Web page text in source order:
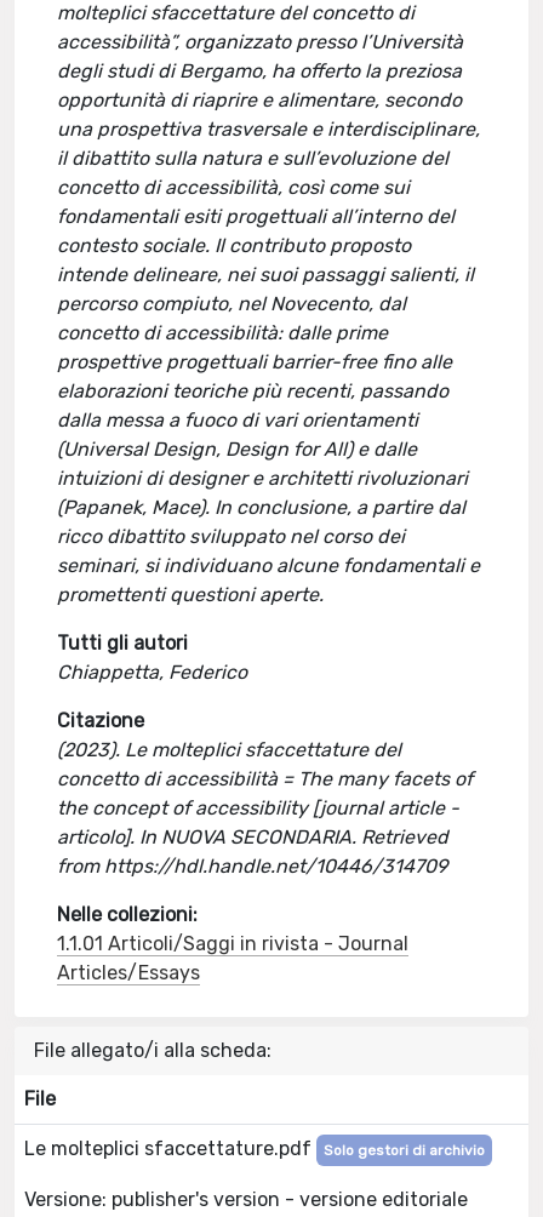
molteplici sfaccettature del concetto di
accessibilità”, organizzato presso l’Università
degli studi di Bergamo, ha offerto la preziosa
opportunità di riaprire e alimentare, secondo
una prospettiva trasversale e interdisciplinare,
il dibattito sulla natura e sull’evoluzione del
concetto di accessibilità, così come sui
fondamentali esiti progettuali all’interno del
contesto sociale. Il contributo proposto
intende delineare, nei suoi passaggi salienti, il
percorso compiuto, nel Novecento, dal
concetto di accessibilità: dalle prime
prospettive progettuali barrier-free fino alle
elaborazioni teoriche più recenti, passando
dalla messa a fuoco di vari orientamenti
(Universal Design, Design for All) e dalle
intuizioni di designer e architetti rivoluzionari
(Papanek, Mace). In conclusione, a partire dal
ricco dibattito sviluppato nel corso dei
seminari, si individuano alcune fondamentali e
promettenti questioni aperte.
Tutti gli autori
Chiappetta, Federico
Citazione
(2023). Le molteplici sfaccettature del
concetto di accessibilità = The many facets of
the concept of accessibility [journal article -
articolo]. In NUOVA SECONDARIA. Retrieved
from https://hdl.handle.net/10446/314709
Nelle collezioni:
1.1.01 Articoli/Saggi in rivista - Journal
Articles/Essays
File allegato/i alla scheda:
File
Le molteplici sfaccettature.pdf Solo gestori di archivio
Versione: publisher's version - versione editoriale